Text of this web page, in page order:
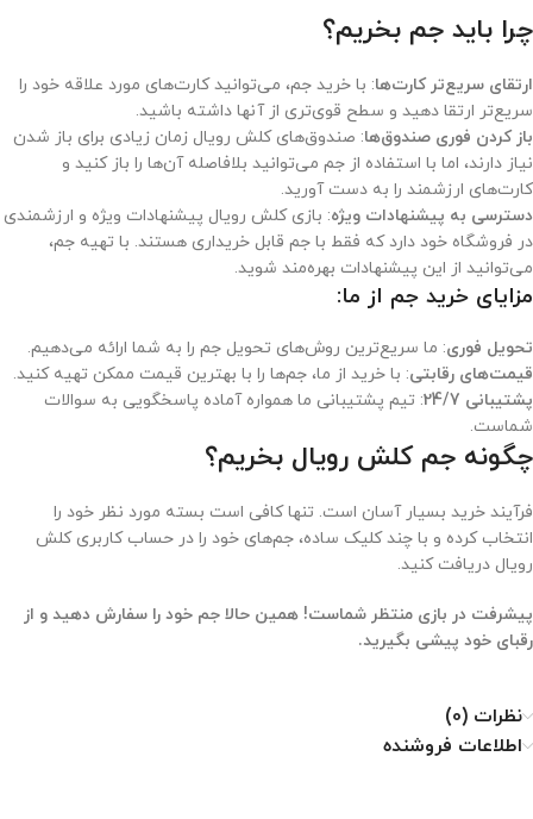
چرا باید جم بخریم؟
ارتقای سریع‌تر کارت‌ها: با خرید جم، می‌توانید کارت‌های مورد علاقه خود را
سریع‌تر ارتقا دهید و سطح قوی‌تری از آنها داشته باشید.
باز کردن فوری صندوق‌ها: صندوق‌های کلش رویال زمان زیادی برای باز شدن
نیاز دارند، اما با استفاده از جم می‌توانید بلافاصله آن‌ها را باز کنید و
کارت‌های ارزشمند را به دست آورید.
دسترسی به پیشنهادات ویژه: بازی کلش رویال پیشنهادات ویژه و ارزشمندی
در فروشگاه خود دارد که فقط با جم قابل خریداری هستند. با تهیه جم،
می‌توانید از این پیشنهادات بهره‌مند شوید.
مزایای خرید جم از ما:
تحویل فوری: ما سریع‌ترین روش‌های تحویل جم را به شما ارائه می‌دهیم.
قیمت‌های رقابتی: با خرید از ما، جم‌ها را با بهترین قیمت ممکن تهیه کنید.
پشتیبانی 24/7
: تیم پشتیبانی ما همواره آماده پاسخگویی به سوالات
شماست.
چگونه جم کلش رویال بخریم؟
فرآیند خرید بسیار آسان است. تنها کافی است بسته مورد نظر خود را
انتخاب کرده و با چند کلیک ساده، جم‌های خود را در حساب کاربری کلش
رویال دریافت کنید.
پیشرفت در بازی منتظر شماست! همین حالا جم خود را سفارش دهید و از
رقبای خود پیشی بگیرید.
نظرات (0)
اطلاعات فروشنده